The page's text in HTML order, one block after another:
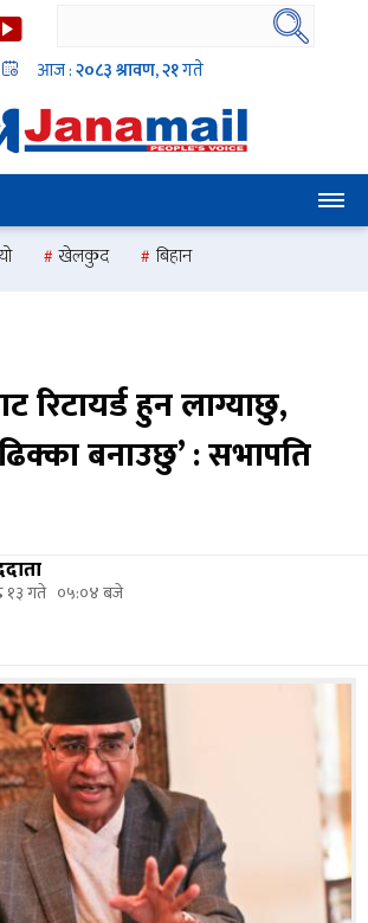
आज :२०८३ श्रावण, २१गते
खेलकुद
बिहान
रिटायर्ड हुन लाग्याछु,
बनाउछु’ : सभापति
१३ गते ०५:०४ बजे